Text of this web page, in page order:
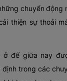
chuyển động
thiện sự thoải
ở đế giữa nay
trong các